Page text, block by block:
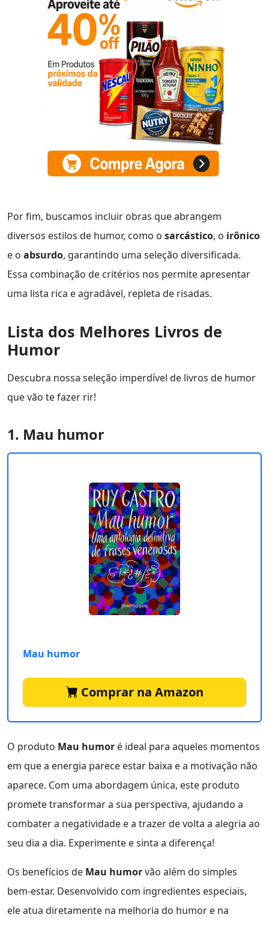
Por fim, buscamos incluir obras que abrangem
diversos estilos de humor, como o sarcástico, o irônico
e o absurdo, garantindo uma seleção diversificada.
Essa combinação de critérios nos permite apresentar
uma lista rica e agradável, repleta de risadas.
Lista dos Melhores Livros de
Humor
Descubra nossa seleção imperdível de livros de humor
que vão te fazer rir!
1. Mau humor
Mau humor
Comprar na Amazon
O produto Mau humor é ideal para aqueles momentos
em que a energia parece estar baixa e a motivação não
aparece. Com uma abordagem única, este produto
promete transformar a sua perspectiva, ajudando a
combater a negatividade e a trazer de volta a alegria ao
seu dia a dia. Experimente e sinta a diferença!
Os benefícios de Mau humorvão além do simples
bem-estar. Desenvolvido com ingredientes especiais,
ele atua diretamente na melhoria do humor e na